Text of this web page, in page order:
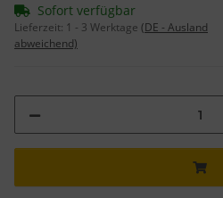
Sofort verfügbar
Lieferzeit: 1 - 3 Werktage (DE - Ausland
abweichend)